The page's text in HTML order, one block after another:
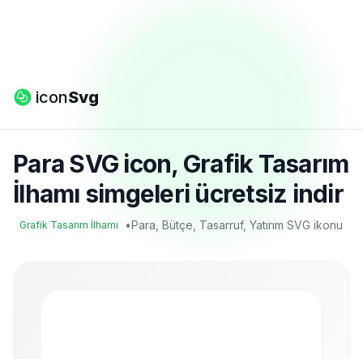
iconSvg
Para SVG icon, Grafik Tasarım
İlhamı simgeleri ücretsiz indir
Grafik Tasarım İlhamı •Para, Bütçe, Tasarruf, Yatırım SVG ikonu